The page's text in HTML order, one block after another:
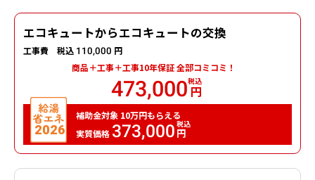
エコキュートからエコキュートの交換
工事費 税込 110,000 円
商品＋工事＋工事10年保証全部コミコミ！
473,000税込
円
補助金対象 10万円もらえる
実質価格 373,000 税込
円